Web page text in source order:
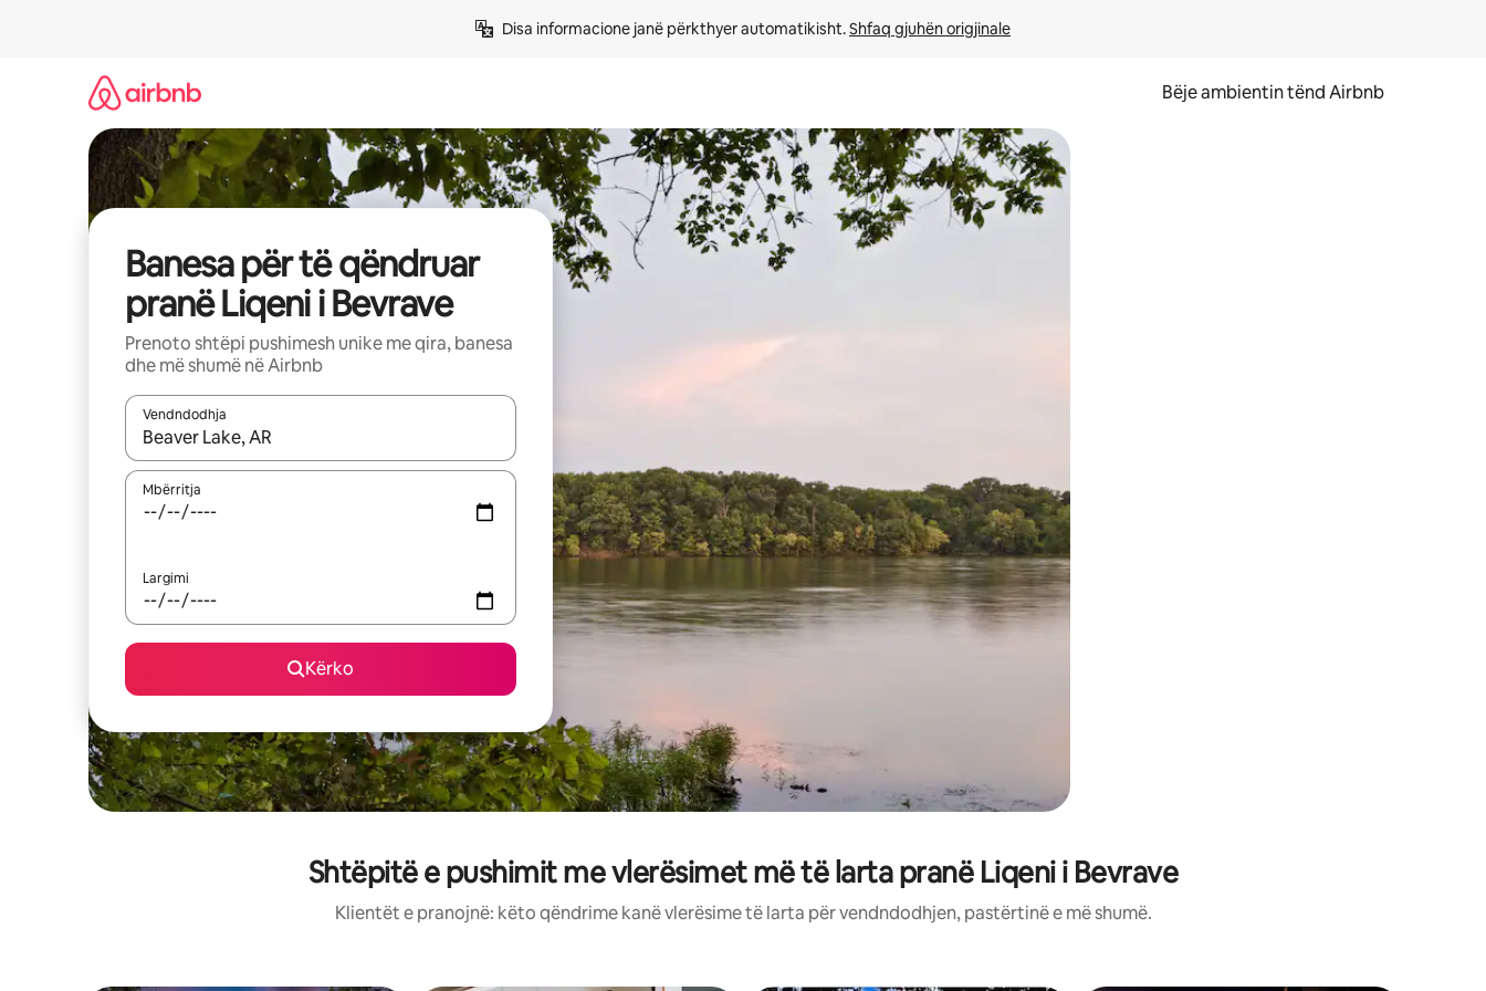
Disa informacione janë përkthyer automatikisht. Shfaq gjuhën origjinale
Bëje ambientin tënd Airbnb
Banesa për të qëndruar
pranë Liqeni i Bevrave
Prenoto shtëpi pushimesh unike me qira, banesa
dhe më shumë në Airbnb
Vendndodhja
Kur rezultatet të jenë të disponueshme, lëviz me butonat e shigjetave lart e poshtë ose eksploro duke prekur ose duke lëvizur ekranin.
Mbërritja
Largimi
Kërko
Shtëpitë e pushimit me vlerësimet më të larta pranë Liqeni i Bevrave
Klientët e pranojnë: këto qëndrime kanë vlerësime të larta për vendndodhjen, pastërtinë e më shumë.